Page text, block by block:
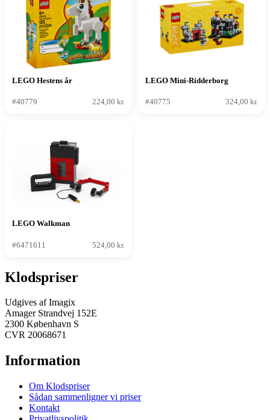
LEGO Hestens år
#40779 224,00 kr.
LEGO Mini-Ridderborg
#40775 324,00 kr.
LEGO Walkman
#6471611 524,00 kr.
Klodspriser
Udgives af Imagix
Amager Strandvej 152E
2300 København S
CVR 20068671
Information
Om Klodspriser
Sådan sammenligner vi priser
Kontakt